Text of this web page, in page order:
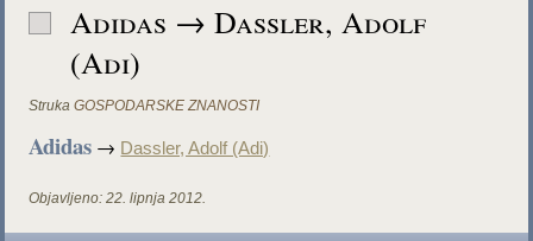
Adidas → Dassler, Adolf
(Adi)
Struka GOSPODARSKE ZNANOSTI
Adidas → Dassler, Adolf (Adi)
Objavljeno: 22. lipnja 2012.